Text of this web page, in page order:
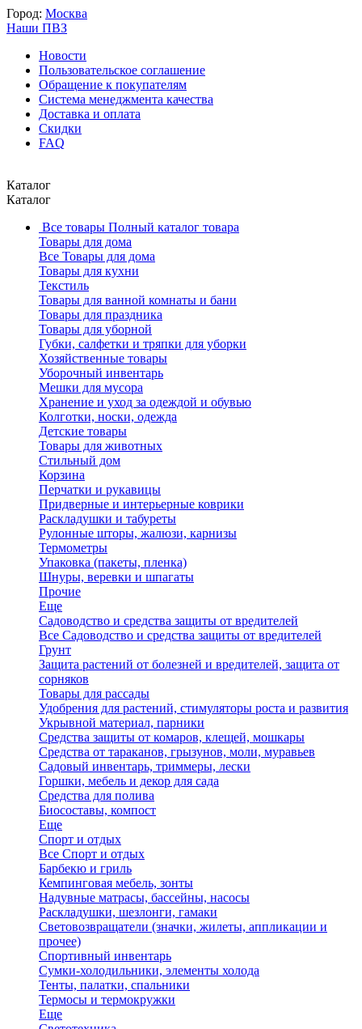
Город: Москва
Наши ПВЗ
Новости
Пользовательское соглашение
Обращение к покупателям
Система менеджмента качества
Доставка и оплата
Скидки
FAQ
Каталог
Каталог
Все товары Полный каталог товара
Товары для дома
Все Товары для дома
Товары для кухни
Текстиль
Товары для ванной комнаты и бани
Товары для праздника
Товары для уборной
Губки, салфетки и тряпки для уборки
Хозяйственные товары
Уборочный инвентарь
Мешки для мусора
Хранение и уход за одеждой и обувью
Колготки, носки, одежда
Детские товары
Товары для животных
Стильный дом
Корзина
Перчатки и рукавицы
Придверные и интерьерные коврики
Раскладушки и табуреты
Рулонные шторы, жалюзи, карнизы
Термометры
Упаковка (пакеты, пленка)
Шнуры, веревки и шпагаты
Прочие
Еще
Садоводство и средства защиты от вредителей
Все Садоводство и средства защиты от вредителей
Грунт
Защита растений от болезней и вредителей, защита от
сорняков
Товары для рассады
Удобрения для растений, стимуляторы роста и развития
Укрывной материал, парники
Средства защиты от комаров, клещей, мошкары
Средства от тараканов, грызунов, моли, муравьев
Садовый инвентарь, триммеры, лески
Горшки, мебель и декор для сада
Средства для полива
Биосоставы, компост
Еще
Спорт и отдых
Все Спорт и отдых
Барбекю и гриль
Кемпинговая мебель, зонты
Надувные матрасы, бассейны, насосы
Раскладушки, шезлонги, гамаки
Световозвращатели (значки, жилеты, аппликации и
прочее)
Спортивный инвентарь
Сумки-холодильники, элементы холода
Тенты, палатки, спальники
Термосы и термокружки
Еще